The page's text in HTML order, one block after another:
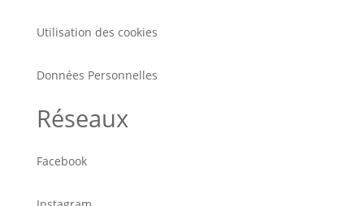
Utilisation des cookies
Données Personnelles
Réseaux
Facebook